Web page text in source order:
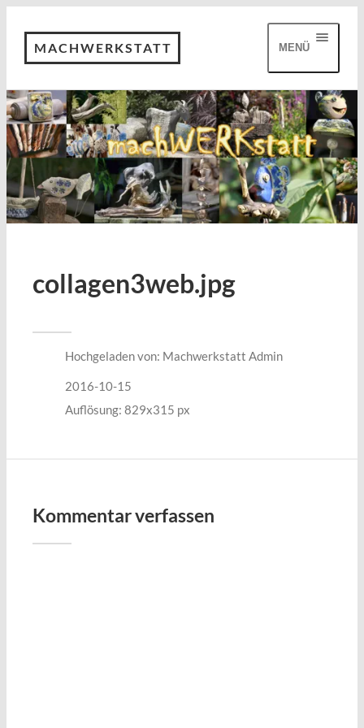
MACHWERKSTATT MENÜ
collagen3web.jpg
Hochgeladen von: Machwerkstatt Admin
2016-10-15
Auflösung: 829x315 px
Kommentar verfassen